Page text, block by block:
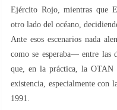
Ejército Rojo, mientras que
otro lado del océano,
Ante esos escenarios nada
como se esperaba— entre las
que, en la práctica, la OTAN
existencia, especialmente con
1991.